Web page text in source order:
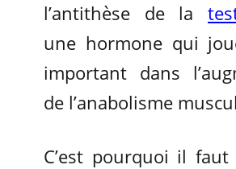
l’antithèse de la
une hormone qui
important dans
de l’anabolisme
C’est pourquoi il